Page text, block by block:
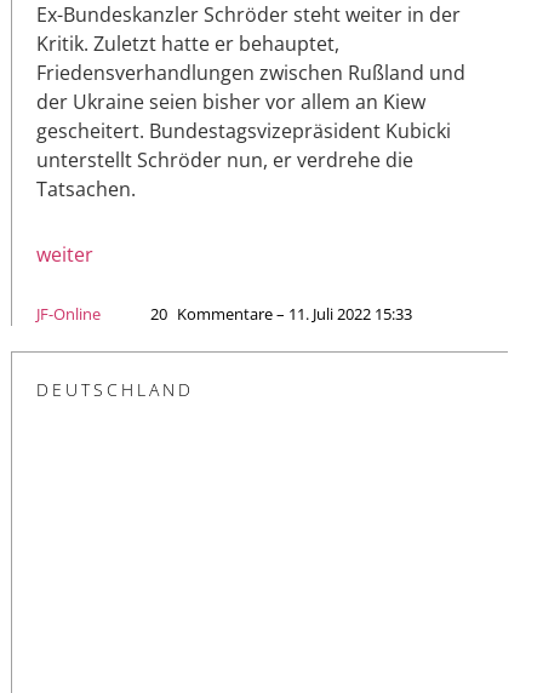
Ex-Bundeskanzler Schröder steht weiter in der
Kritik. Zuletzt hatte er behauptet,
Friedensverhandlungen zwischen Rußland und
der Ukraine seien bisher vor allem an Kiew
gescheitert. Bundestagsvizepräsident Kubicki
unterstellt Schröder nun, er verdrehe die
Tatsachen.
weiter
JF-Online 20 Kommentare – 11. Juli 2022 15:33
DEUTSCHLAND